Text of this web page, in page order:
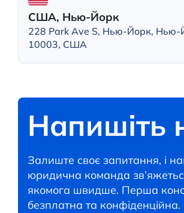
США, Нью-Йорк
228 Park Ave S, Нью-Йорк, Нью-
10003, США
Напишіть
Залиште своє запитання, і
юридична команда
якомога швидше. Перша
безплатна та конфіденційна.